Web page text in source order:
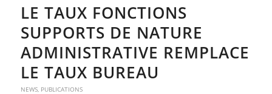
LE TAUX FONCTIONS
SUPPORTS DE NATURE
ADMINISTRATIVE REMPLACE
LE TAUX BUREAU
NEWS, PUBLICATIONS